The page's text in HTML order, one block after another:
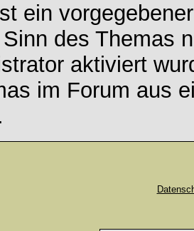
ein
des Themas
aktiviert
im Forum aus